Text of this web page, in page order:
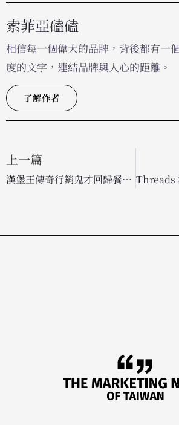
索菲亞磕磕
相信每一個偉大的品牌，背後都有一
度的文字，連結品牌與人心的距離。
了解作者
上一篇
漢堡王傳奇行銷鬼才回歸餐飲業！Fernando Machado 接任 Chipotle 首席品牌官